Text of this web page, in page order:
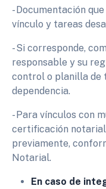
- Documentación
vínculo y tareas
- Si corresponde,
responsable y su
control o planilla de
dependencia.
- Para vínculos con
certificación
previamente,
Notarial.
En caso de